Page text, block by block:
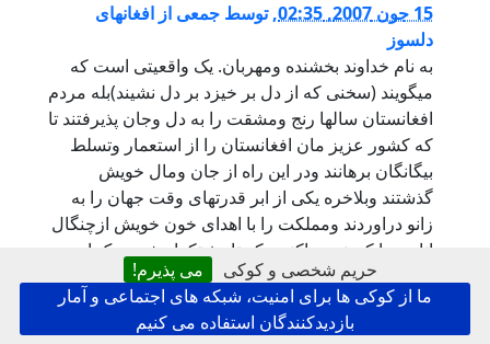
حریم شخصی و کوکی
می پذیرم!
ما از کوکی ها برای امنیت، شبکه های اجتماعی و آمار
بازدیدکنندگان استفاده می کنیم
15 جون 2007, 02:35 ,توسط جمعی از افغانهای
دلسوز
به نام خداوند بخشنده ومهربان. یک واقعیتی است که
میگویند (سخنی که از دل بر خیزد بر دل نشیند)بله مردم
افغانستان سالها رنج ومشقت را به دل وجان پذیرفتند تا
که کشور عزیز مان افغانستان را از استعمار وتسلط
بیگانگان برهانند ودر این راه از جان ومال خویش
گذشتند وبلاخره یکی از ابر قدرتهای وقت جهان را به
زانو دراوردند ومملکت را با اهدای خون خویش ازچنگال
انان رها کردندو... اکنون که تاریخ تکرار شده ویک ابر
قدرت دیگر بایک حیله وترفند جدید به سرزمین
عزیزمان حمله کرده ایا اکنون ما وظیفه دفاع از خاک
وناموس مان را فراموش کرده ایم؟ ایا این همه خون